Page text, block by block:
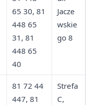
65 30, 81
448 65
31, 81
448 65
40
Jacze
wskie
go 8
81 72 44
447, 81
Strefa
C,